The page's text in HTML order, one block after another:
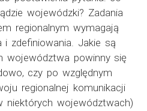
wojewódzki? Zadania
regionalnym wymagają
i zdefiniowania. Jakie są
województwa powinny się
czy po względnym
regionalnej komunikacji
niektórych województwach)